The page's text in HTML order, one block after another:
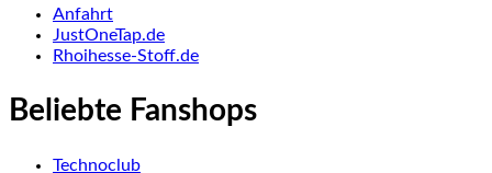
Anfahrt
JustOneTap.de
Rhoihesse-Stoff.de
Beliebte Fanshops
Technoclub